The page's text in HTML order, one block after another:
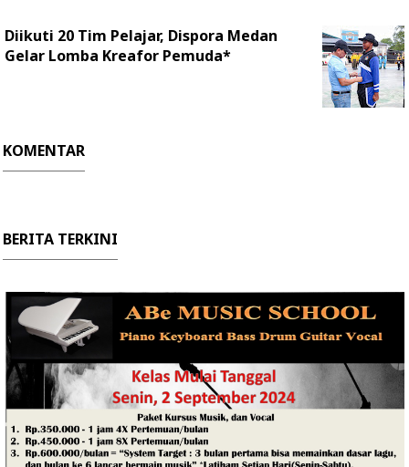
Diikuti 20 Tim Pelajar, Dispora Medan
Gelar Lomba Kreafor Pemuda*
KOMENTAR
BERITA TERKINI